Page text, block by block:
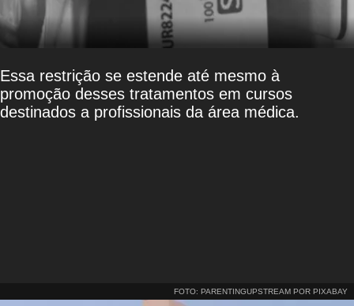
Essa restrição se estende até mesmo à
promoção desses tratamentos em cursos
destinados a profissionais da área médica.
FOTO: PARENTINGUPSTREAM POR PIXABAY